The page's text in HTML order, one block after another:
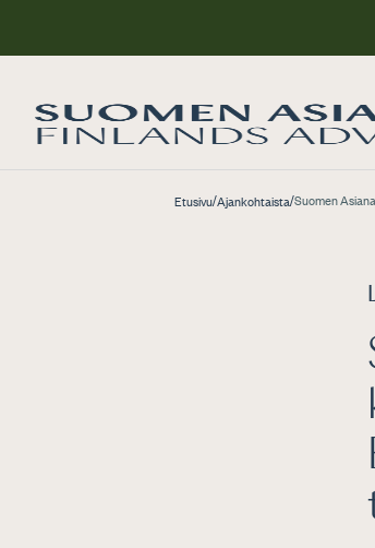
Etusivu/Ajankohtaista/Suomen